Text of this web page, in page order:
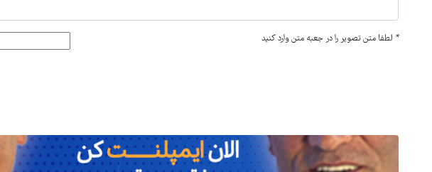
* لطفا متن تصویر را در جعبه متن وارد کنید